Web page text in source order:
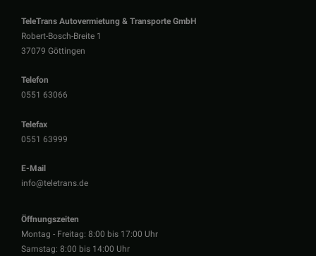
TeleTrans Autovermietung & Transporte GmbH
Robert-Bosch-Breite 1
37079 Göttingen
Telefon
0551 63066
Telefax
0551 63999
E-Mail
info@teletrans.de
Öffnungszeiten
Montag - Freitag: 8:00 bis 17:00 Uhr
Samstag: 8:00 bis 14:00 Uhr